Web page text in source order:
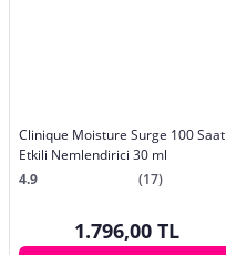
Clinique Moisture Surge 100 Saat
Etkili Nemlendirici 30 ml
4.9
(17)
1.796,00 TL